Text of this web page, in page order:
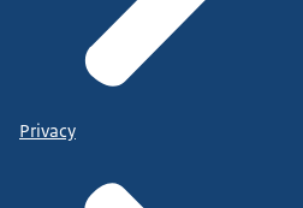
Privacy